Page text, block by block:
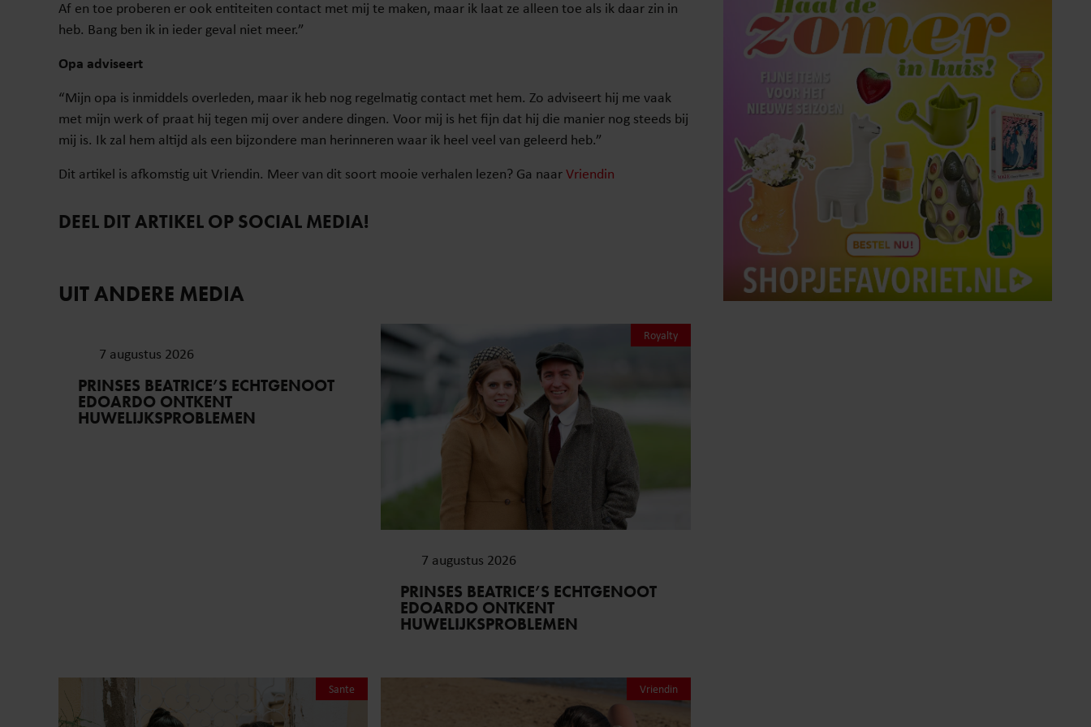
Af en toe proberen er ook entiteiten contact met mij te maken, maar ik laat ze alleen toe als ik daar zin in
heb. Bang ben ik in ieder geval niet meer.”
Opa adviseert
“Mijn opa is inmiddels overleden, maar ik heb nog regelmatig contact met hem. Zo adviseert hij me vaak
met mijn werk of praat hij tegen mij over andere dingen. Voor mij is het fijn dat hij die manier nog steeds bij
mij is. Ik zal hem altijd als een bijzondere man herinneren waar ik heel veel van geleerd heb.”
Dit artikel is afkomstig uit Vriendin. Meer van dit soort mooie verhalen lezen? Ga naarVriendin
DEEL DIT ARTIKEL OP SOCIAL MEDIA!
UIT ANDERE MEDIA
7 augustus 2026
PRINSES BEATRICE’S ECHTGENOOT
EDOARDO ONTKENT
HUWELIJKSPROBLEMEN
Royalty
7 augustus 2026
PRINSES BEATRICE’S ECHTGENOOT
EDOARDO ONTKENT
HUWELIJKSPROBLEMEN
Sante Vriendin